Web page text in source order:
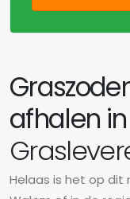
afhalen
Helaas is het op dit